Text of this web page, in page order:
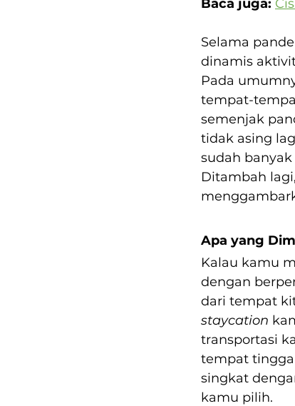
Baca juga:
Selama
dinamis
Pada
tempat-
semenjak
tidak asing
sudah
Ditambah
Apa yang
Kalau kamu
dengan
dari tempat
staycation
transportasi
tempat
singkat
kamu pilih.